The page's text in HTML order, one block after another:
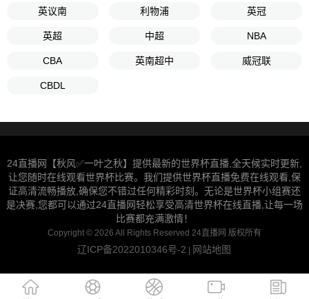
英议南 利物浦 英冠
英超 中超 NBA
CBA 英南超中 威冠联
CBDL
24直播网【秋风✅一叶之秋】提供最新的世界杯直播,全天候实时更新,
让您随时在线观看世界杯比赛。我们提供世界杯直播免费在线观看,保
证高清流畅播放,确保您不错过任何精彩时刻。无论是世界杯小组赛还
是决赛,您都可以通过24直播网轻松享受高清世界杯在线直播,让每一场
比赛都充满激情！
Copyright © 2026 All Rights Reserved 24直播网 版权所有
辽ICP备2022010346号-2 | 网站地图